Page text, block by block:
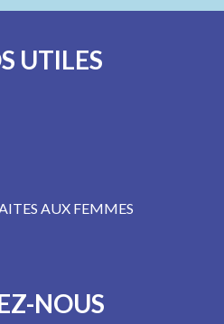
UTILES
AUX FEMMES
NOUS